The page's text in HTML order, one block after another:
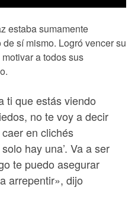
estaba sumamente
sí mismo. Logró vencer su
a todos sus
ti que estás viendo
no te voy a decir
en clichés
hay una’. Va a ser
te puedo asegurar
arrepentir», dijo